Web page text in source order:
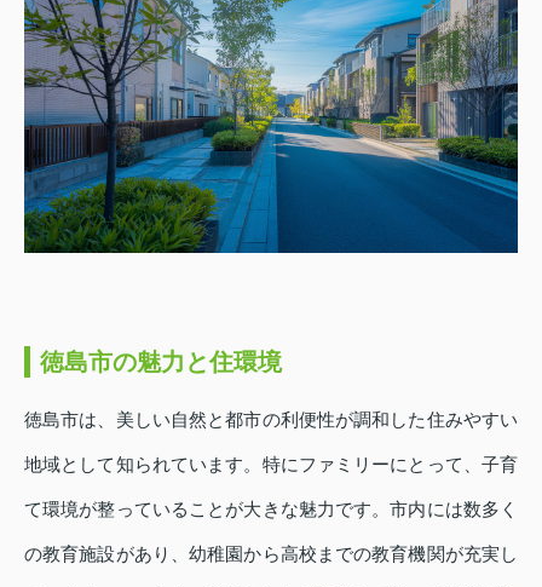
徳島市の魅力と住環境
徳島市は、美しい自然と都市の利便性が調和した住みやすい
地域として知られています。特にファミリーにとって、子育
て環境が整っていることが大きな魅力です。市内には数多く
の教育施設があり、幼稚園から高校までの教育機関が充実し